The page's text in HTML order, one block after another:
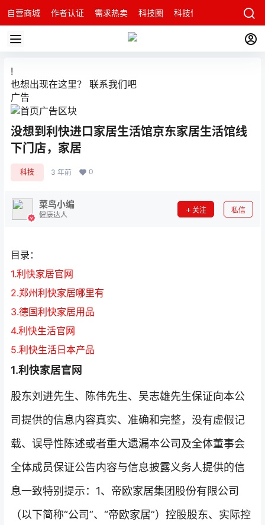
自营商城 作者认证 需求热卖 科技圈 科技快讯 智能科技问
!
也想出现在这里？ 联系我们吧
广告
没想到利快进口家居生活馆京东家居生活馆线
下门店，家居
科技 3 年前 0
菜鸟小编
健康达人
关注 私信
目录：
1.利快家居官网
2.郑州利快家居哪里有
3.德国利快家居用品
4.利快生活官网
5.利快生活日本产品
1.利快家居官网
股东刘进先生、陈伟先生、吴志雄先生保证向本公
司提供的信息内容真实、准确和完整，没有虚假记
载、误导性陈述或者重大遗漏本公司及全体董事会
全体成员保证公告内容与信息披露义务人提供的信
息一致特别提示：1、帝欧家居集团股份有限公司
（以下简称“公司”、“帝欧家居”）控股股东、实际控